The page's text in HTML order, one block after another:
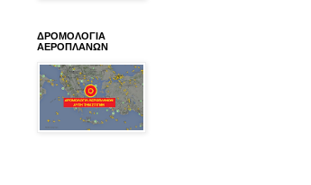
ΔΡΟΜΟΛΟΓΙΑ
ΑΕΡΟΠΛΑΝΩΝ